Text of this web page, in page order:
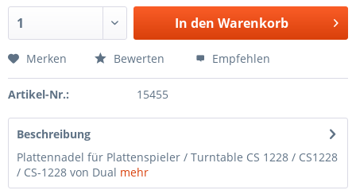
In den Warenkorb
Merken Bewerten Empfehlen
Artikel-Nr.: 15455
Beschreibung
Plattennadel für Plattenspieler / Turntable CS 1228 / CS1228
/ CS-1228 von Dual mehr